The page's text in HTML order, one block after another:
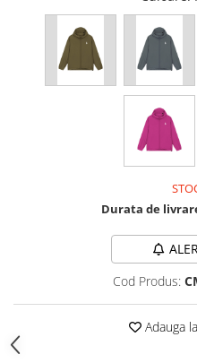
Durata de
Cod Produs:
Adauga